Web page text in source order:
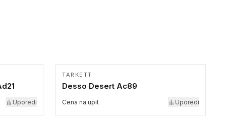
Uporedi
TARKETT
Desso Desert Ac89
Cena na upit Uporedi